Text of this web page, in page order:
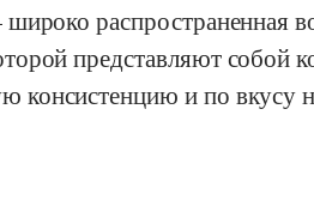
распространенная
представляют собой
консистенцию и по вкусу